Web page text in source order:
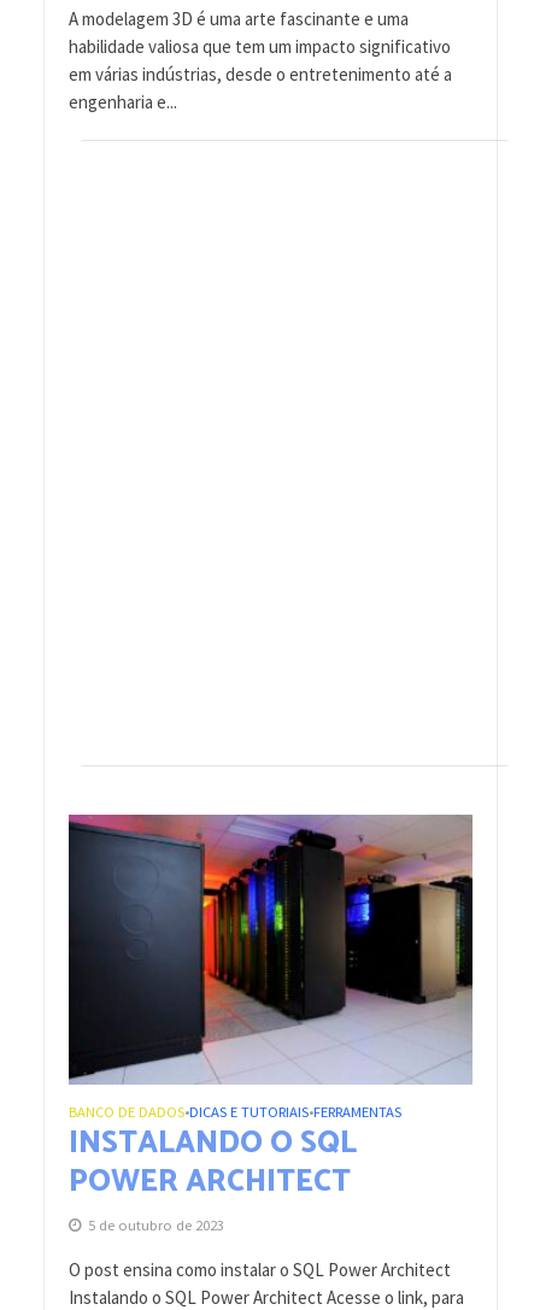
A modelagem 3D é uma arte fascinante e uma
habilidade valiosa que tem um impacto significativo
em várias indústrias, desde o entretenimento até a
engenharia e...
BANCO DE DADOS•DICAS E TUTORIAIS•FERRAMENTAS
INSTALANDO O SQL
POWER ARCHITECT
5 de outubro de 2023
O post ensina como instalar o SQL Power Architect
Instalando o SQL Power Architect Acesse o link, para